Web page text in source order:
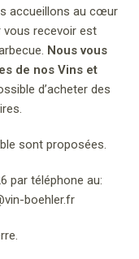
accueillons au cœur
vous recevoir est
Nous vous
de nos Vins et
d’acheter des
sont proposées.
par téléphone au:
boehler.fr